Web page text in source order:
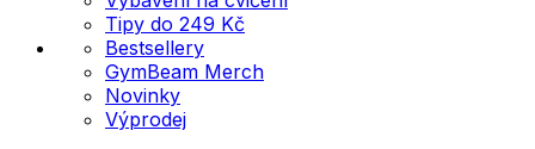
Tipy do 249 Kč
Bestsellery
GymBeam Merch
Novinky
Výprodej